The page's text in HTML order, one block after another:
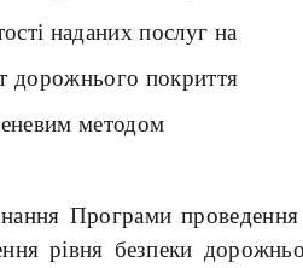
наданих послуг на
дорожнього покриття
методом
проведення
рівня безпеки